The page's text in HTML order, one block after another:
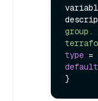
group.
type =
default